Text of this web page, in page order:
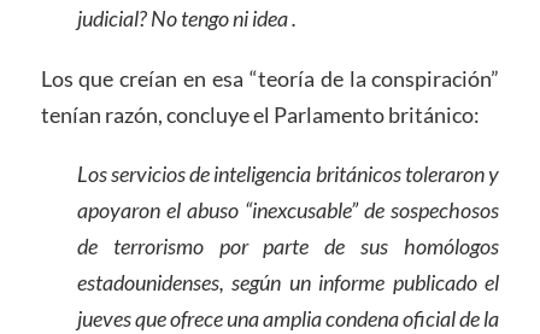
judicial? No tengo ni idea .
Los que creían en esa “teoría de la conspiración”
tenían razón, concluye el Parlamento británico:
Los servicios de inteligencia británicos toleraron y
apoyaron el abuso “inexcusable” de sospechosos
de terrorismo por parte de sus homólogos
estadounidenses, según un informe publicado el
jueves que ofrece una amplia condena oficial de la